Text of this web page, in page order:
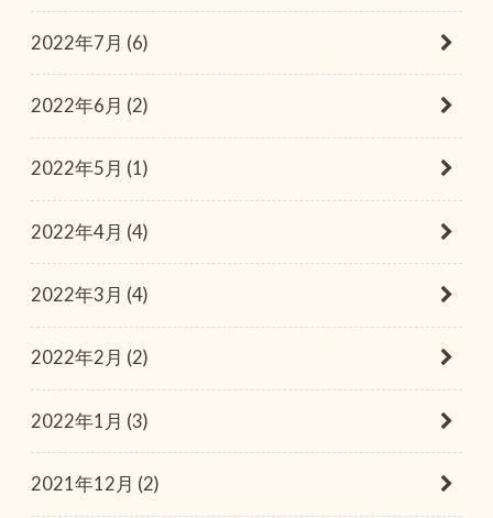
2022年7月 (6)
2022年6月 (2)
2022年5月 (1)
2022年4月 (4)
2022年3月 (4)
2022年2月 (2)
2022年1月 (3)
2021年12月 (2)